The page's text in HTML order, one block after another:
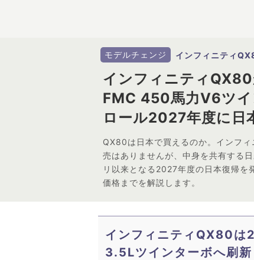
モデルチェンジ インフィニティ
インフィニティ
FMC 450馬力V6ツイ
ロール2027年度に日
QX80は日本で買えるのか。インフ
売はありませんが、中身を共有する
リ以来となる2027年度の日本復帰を
価格までを解説します。
インフィニティQX80は
3.5Lツインターボへ刷新